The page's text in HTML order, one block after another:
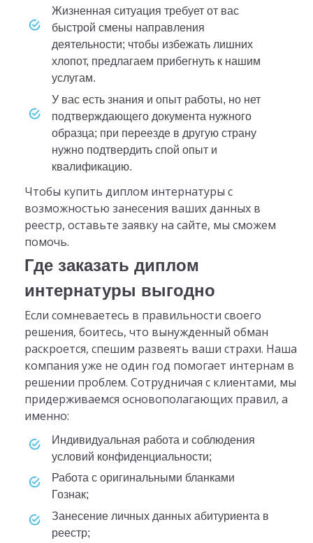
жизненная ситуация требует от вас
быстрой смены направления
деятельности; чтобы избежать лишних
хлопот, предлагаем прибегнуть к нашим
услугам.
у вас есть знания и опыт работы, но нет
подтверждающего документа нужного
образца; при переезде в другую страну
нужно подтвердить спой опыт и
квалификацию.
Чтобы купить диплом интернатуры с
возможностью занесения ваших данных в
реестр, оставьте заявку на сайте, мы сможем
помочь.
Где заказать диплом
интернатуры выгодно
Если сомневаетесь в правильности своего
решения, боитесь, что вынужденный обман
раскроется, спешим развеять ваши страхи. Наша
компания уже не один год помогает интернам в
решении проблем. Сотрудничая с клиентами, мы
придерживаемся основополагающих правил, а
именно:
индивидуальная работа и соблюдения
условий конфиденциальности;
работа с оригинальными бланками
Гознак;
занесение личных данных абитуриента в
реестр;